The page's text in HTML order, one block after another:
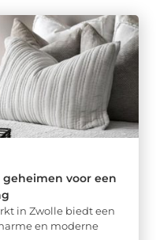
voor een
in Zwolle biedt een
en moderne